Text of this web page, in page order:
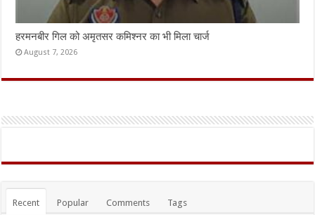
हरमनबीर गिल को अमृतसर कमिश्नर का भी मिला चार्ज
August 7, 2026
Recent Popular Comments Tags